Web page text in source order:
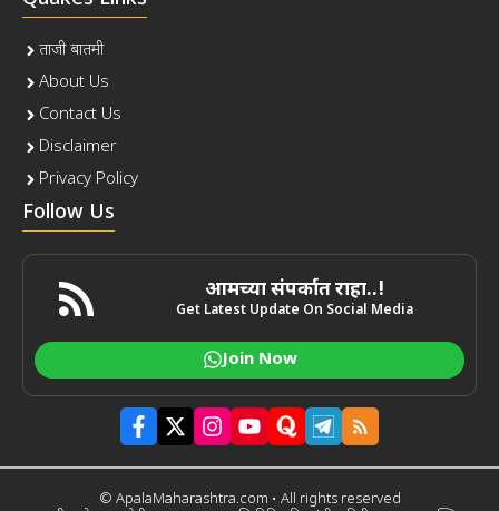
ताजी बातमी
About Us
Contact Us
Disclaimer
Privacy Policy
Follow Us
आमच्या संपर्कात राहा..!
Get Latest Update On Social Media
Join Now
© ApalaMaharashtra.com • All rights reserved